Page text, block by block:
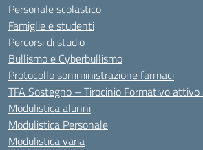
Personale scolastico
Famiglie e studenti
Percorsi di studio
Bullismo e Cyberbullismo
Protocollo somministrazione farmaci
TFA Sostegno – Tirocinio Formativo
Modulistica alunni
Modulistica Personale
Modulistica varia